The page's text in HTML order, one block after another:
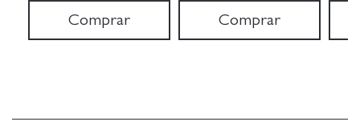
Comprar Comprar